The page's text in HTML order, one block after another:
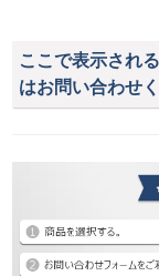
ここで表示され
はお問い合わせく